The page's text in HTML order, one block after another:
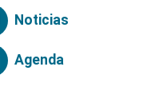
Noticias
Agenda